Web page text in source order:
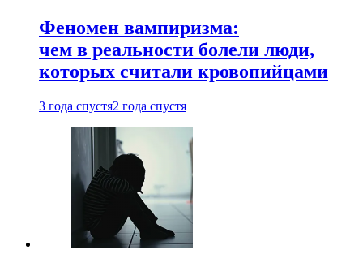
Феномен вампиризма:
чем в реальности болели люди,
которых считали кровопийцами
3 года спустя2 года спустя